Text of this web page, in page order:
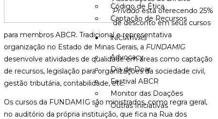
Código de Ética
Captação de Recursos
INICIATIVAS
Advocacy
Dia de Doar
Festival ABCR
Monitor das Doações
Outras Iniciativas
Privadoestá oferecendo 25%
de desconto em seus cursos
para membros ABCR. Tradicional e representativa
organização no Estado de Minas Gerais, a FUNDAMIG
desenvolve atividades de qualidade em áreas como captação
de recursos, legislação para organizações da sociedade civil,
gestão tributária, contabilidade, etc.
Os cursos da FUNDAMIG são ministrados, como regra geral,
no auditório da própria instituição, que fica na Rua dos